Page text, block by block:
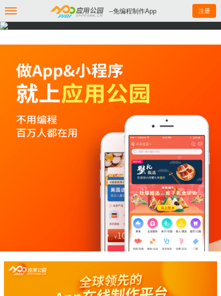
--免编程制作App 注册